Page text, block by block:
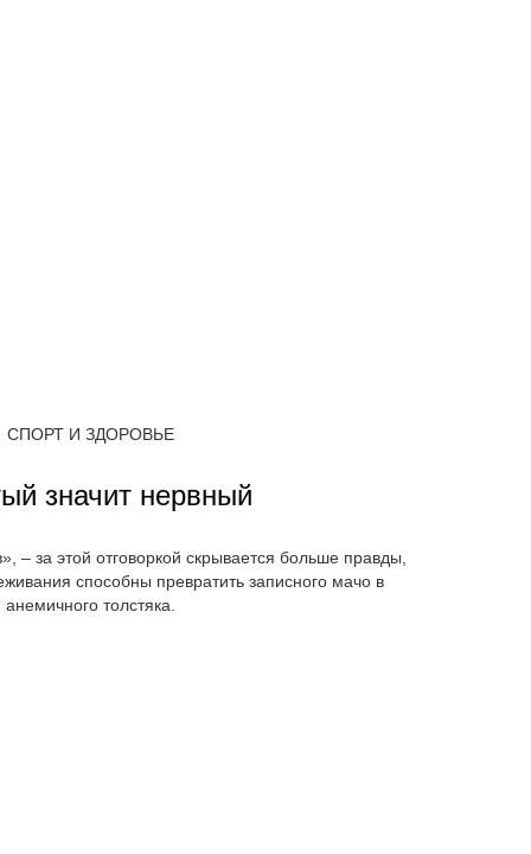
СПОРТ И ЗДОРОВЬЕ
значит нервный
– за этой отговоркой скрывается больше правды,
способны превратить записного мачо в
анемичного толстяка.